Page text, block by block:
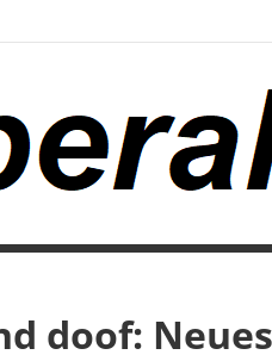
doof: